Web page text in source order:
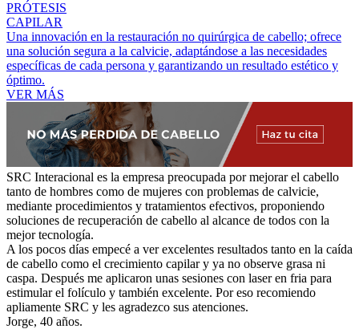
PRÓTESIS
CAPILAR
Una innovación en la restauración no quirúrgica de cabello; ofrece
una solución segura a la calvicie, adaptándose a las necesidades
específicas de cada persona y garantizando un resultado estético y
óptimo.
VER MÁS
SRC Interacional es la empresa preocupada por mejorar el cabello
tanto de hombres como de mujeres con problemas de calvicie,
mediante procedimientos y tratamientos efectivos, proponiendo
soluciones de recuperación de cabello al alcance de todos con la
mejor tecnología.
A los pocos días empecé a ver excelentes resultados tanto en la caída
de cabello como el crecimiento capilar y ya no observe grasa ni
caspa. Después me aplicaron unas sesiones con laser en fria para
estimular el folículo y también excelente. Por eso recomiendo
apliamente SRC y les agradezco sus atenciones.
Jorge, 40 años.